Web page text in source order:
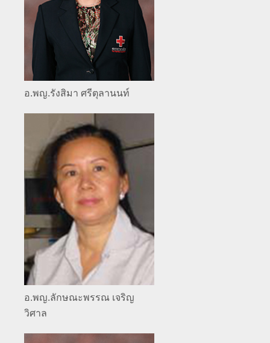
อ.พญ.รังสิมา ศรีตุลานนท์
อ.พญ.ลักษณะพรรณ เจริญ
วิศาล